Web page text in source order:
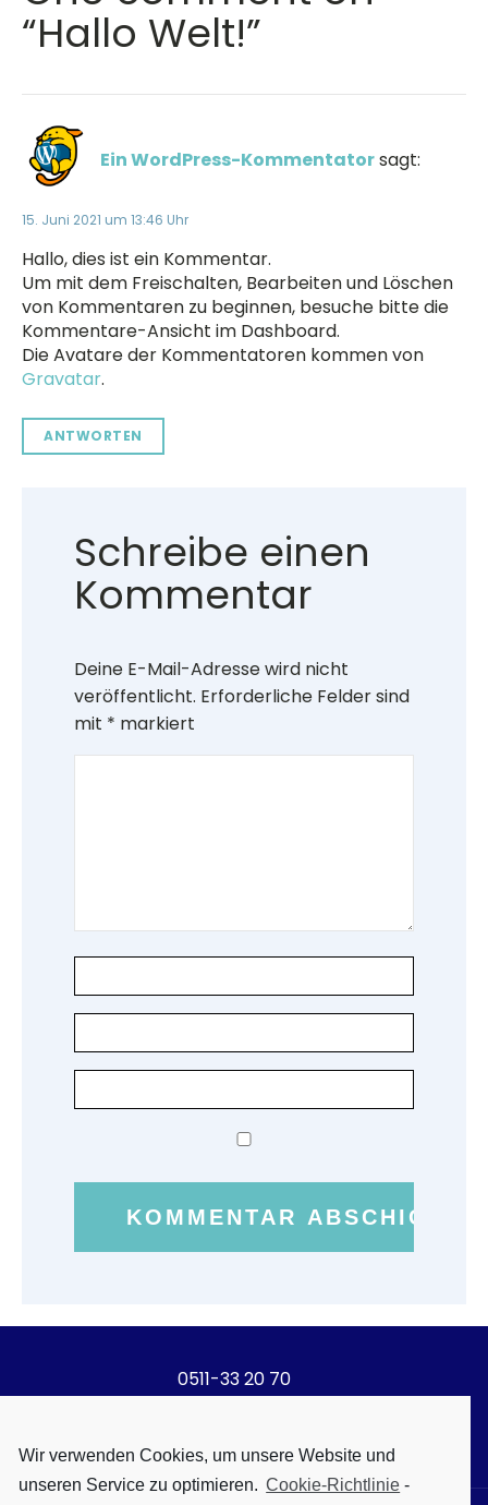
Wir verwenden Cookies, um unsere Website und
unseren Service zu optimieren. Cookie-Richtlinie -
“Hallo Welt!”
Ein WordPress-Kommentatorsagt:
15. Juni 2021 um 13:46 Uhr
Hallo, dies ist ein Kommentar.
Um mit dem Freischalten, Bearbeiten und Löschen
von Kommentaren zu beginnen, besuche bitte die
Kommentare-Ansicht im Dashboard.
Die Avatare der Kommentatoren kommen von
Gravatar.
ANTWORTEN
Schreibe einen
Kommentar
Deine E-Mail-Adresse wird nicht
veröffentlicht. Erforderliche Felder sind
mit * markiert
0511-33 20 70